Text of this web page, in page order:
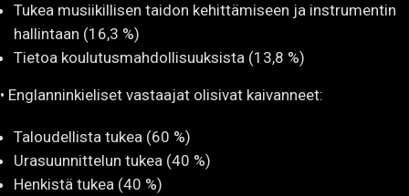
Tukea musiikillisen taidon kehittämiseen ja instrumentin
hallintaan (16,3 %)
Tietoa koulutusmahdollisuuksista (13,8 %)
• Englanninkieliset vastaajat olisivat kaivanneet:
Taloudellista tukea (60 %)
Urasuunnittelun tukea (40 %)
Henkistä tukea (40 %)